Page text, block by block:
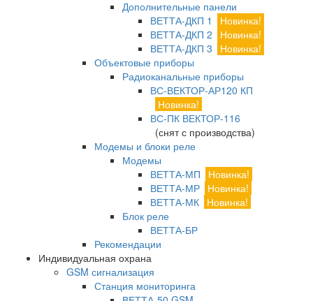
Дополнительные панели
ВЕТТА-ДКП 1
Новинка!
ВЕТТА-ДКП 2
Новинка!
ВЕТТА-ДКП 3
Новинка!
Объектовые приборы
Радиоканальные приборы
ВС-ВЕКТОР-АР120 КП
Новинка!
ВС-ПК ВЕКТОР-116
(снят с производства)
Модемы и блоки реле
Модемы
ВЕТТА-МП
Новинка!
ВЕТТА-МР Новинка!
ВЕТТА-МК Новинка!
Блок реле
ВЕТТА-БР
Рекомендации
Индивидуальная охрана
GSM сигнализация
Станция мониторинга